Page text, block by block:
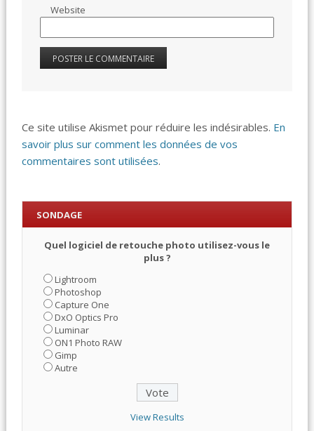
Website
Ce site utilise Akismet pour réduire les indésirables. En
savoir plus sur comment les données de vos
commentaires sont utilisées.
SONDAGE
Quel logiciel de retouche photo utilisez-vous le
plus ?
Lightroom
Photoshop
Capture One
DxO Optics Pro
Luminar
ON1 Photo RAW
Gimp
Autre
View Results